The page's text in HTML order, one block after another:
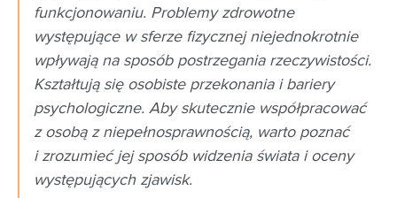
funkcjonowaniu. Problemy zdrowotne
występujące w sferze fizycznej niejednokrotnie
wpływają na sposób postrzegania rzeczywistości.
Kształtują się osobiste przekonania i bariery
psychologiczne. Aby skutecznie współpracować
z osobą z niepełnosprawnością, warto poznać
i zrozumieć jej sposób widzenia świata i oceny
występujących zjawisk.